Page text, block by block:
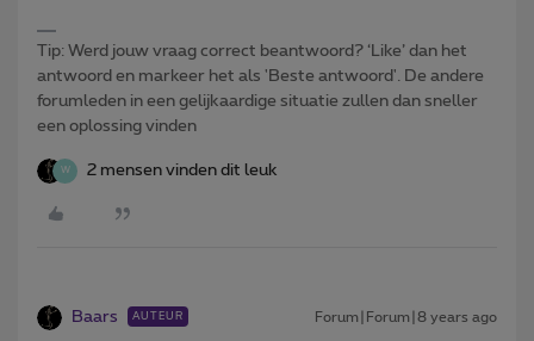
Tip: Werd jouw vraag correct beantwoord? ‘Like’ dan het
antwoord en markeer het als 'Beste antwoord'. De andere
forumleden in een gelijkaardige situatie zullen dan sneller
een oplossing vinden
W 2 mensen vinden dit leuk
Baars AUTEUR Forum|Forum|8 years ago